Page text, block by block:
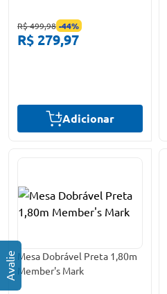
R$ 499,98 -44%
R$ 279,97
Adicionar
Mesa Dobrável Preta 1,80m
Member's Mark